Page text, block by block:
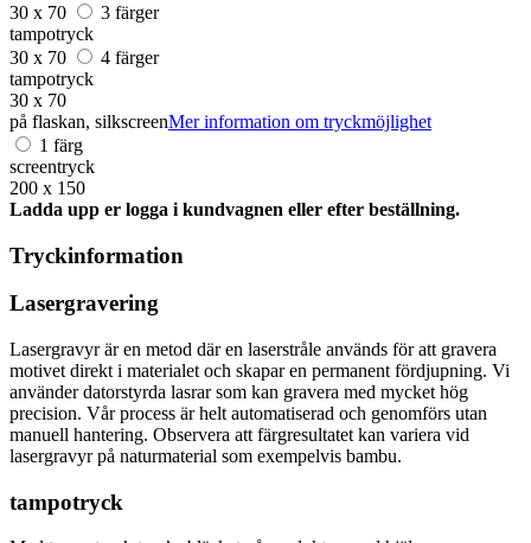
30 x 70
3 färger
tampotryck
30 x 70
4 färger
tampotryck
30 x 70
på flaskan, silkscreenMer information om tryckmöjlighet
1 färg
screentryck
200 x 150
Ladda upp er logga i kundvagnen eller efter beställning.
Tryckinformation
Lasergravering
Lasergravyr är en metod där en laserstråle används för att gravera
motivet direkt i materialet och skapar en permanent fördjupning. Vi
använder datorstyrda lasrar som kan gravera med mycket hög
precision. Vår process är helt automatiserad och genomförs utan
manuell hantering. Observera att färgresultatet kan variera vid
lasergravyr på naturmaterial som exempelvis bambu.
tampotryck